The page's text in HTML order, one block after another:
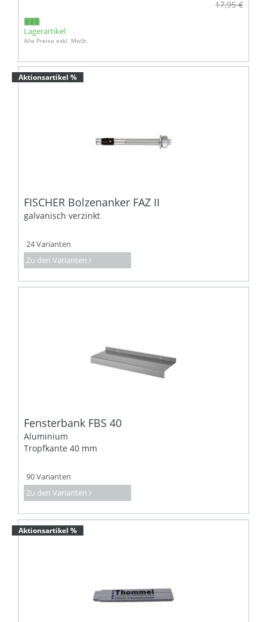
17,95 €
Lagerartikel
Alle Preise exkl. MwSt.
Aktionsartikel %
FISCHER Bolzenanker FAZ II
galvanisch verzinkt
24 Varianten
Zu den Varianten
Fensterbank FBS 40
Aluminium
Tropfkante 40 mm
90 Varianten
Zu den Varianten
Aktionsartikel %